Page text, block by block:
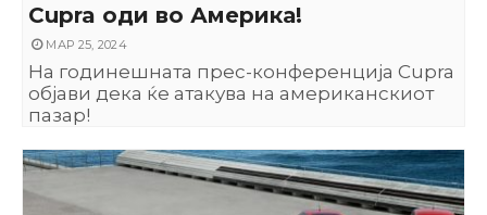
Cupra оди во Америка!
МАР 25, 2024
На годинешната прес-конференција Cupra
објави дека ќе атакува на американскиот
пазар!